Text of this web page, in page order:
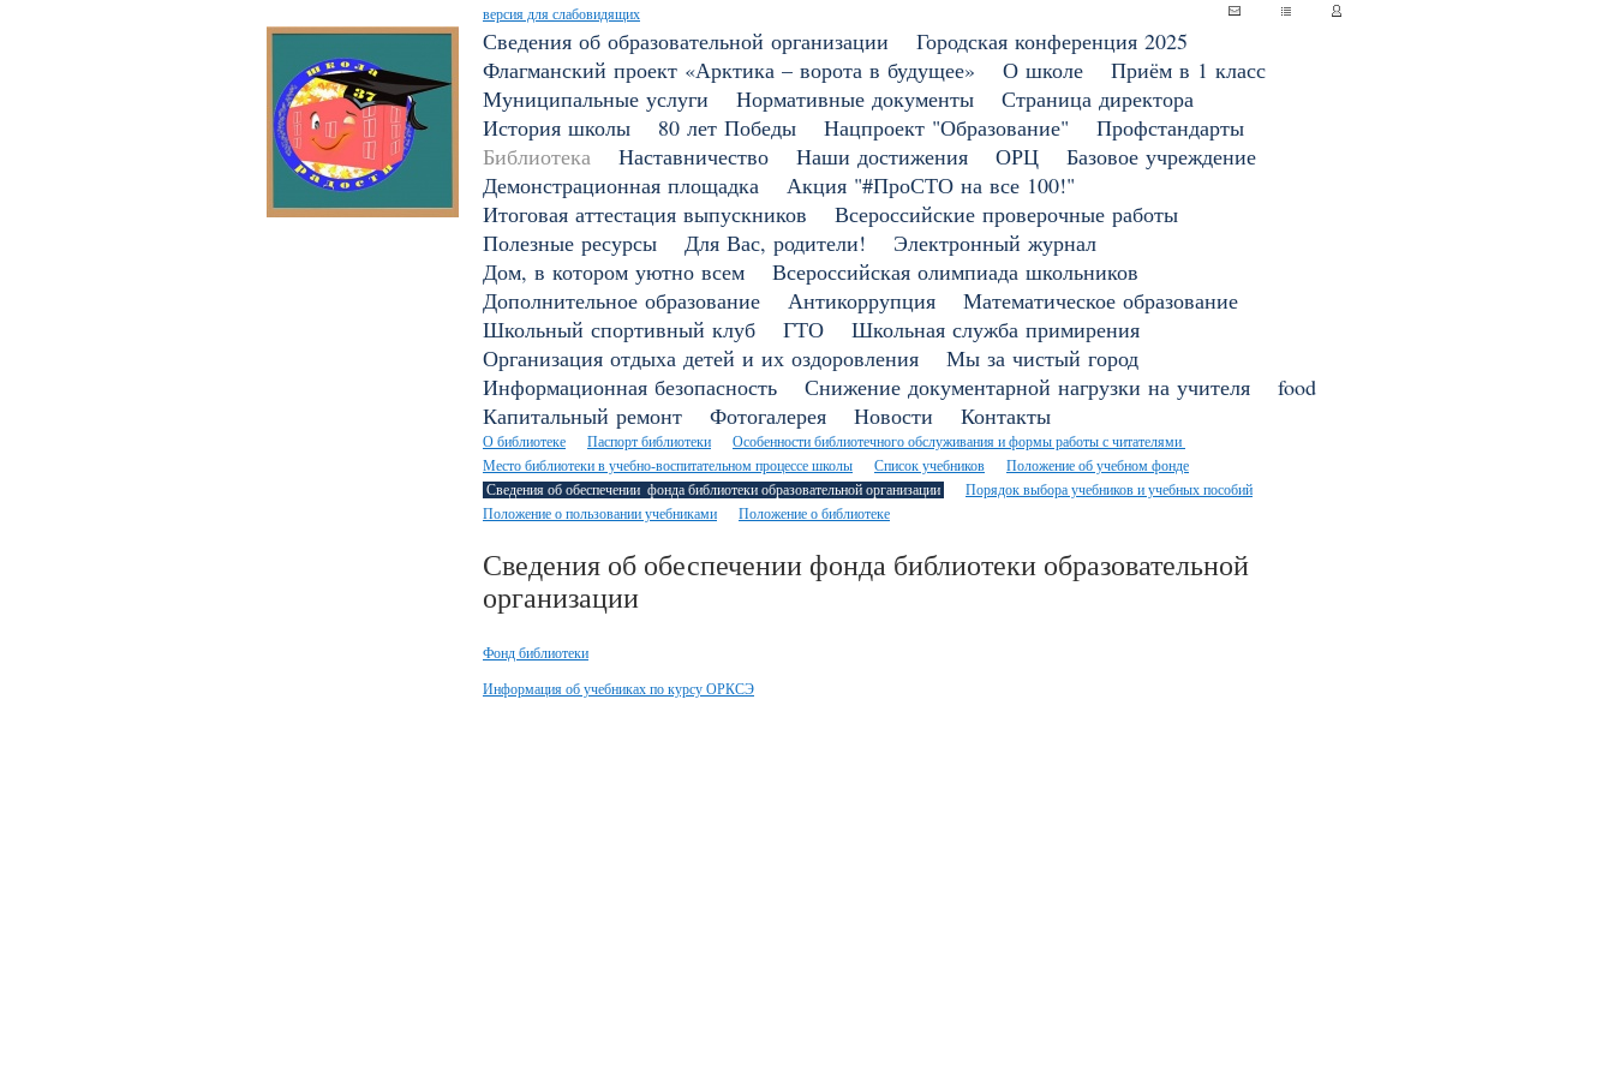
версия для слабовидящих
Сведения об образовательной организации
Городская конференция 2025
Флагманский проект «Арктика – ворота в будущее»
О школе
Приём в 1 класс
Муниципальные услуги
Нормативные документы
Страница директора
История школы
80 лет Победы Нацпроект "Образование"
Профстандарты
Библиотека
Наставничество Наши достижения ОРЦ
Базовое учреждение
Демонстрационная площадка
Акция "#ПроСТО на все 100!"
Итоговая аттестация выпускников
Всероссийские проверочные работы
Полезные ресурсы
Для Вас, родители!
Электронный журнал
Дом, в котором уютно всем
Всероссийская олимпиада школьников
Дополнительное образование
Антикоррупция
Математическое образование
Школьный спортивный клуб
ГТО
Школьная служба примирения
Организация отдыха детей и их оздоровления
Мы за чистый город
Информационная безопасность
Снижение документарной нагрузки на учителя
food
Капитальный ремонт
Фотогалерея Новости Контакты
О библиотеке Паспорт библиотеки
Особенности библиотечного обслуживания и формы работы с читателями
Место библиотеки в учебно-воспитательном процессе школы
Список учебников
Положение об учебном фонде
Сведения об обеспечении фонда библиотеки образовательной организации
Порядок выбора учебников и учебных пособий
Положение о пользовании учебниками
Положение о библиотеке
Сведения об обеспечении фонда библиотеки образовательной
организации
Фонд библиотеки
Информация об учебниках по курсу ОРКСЭ